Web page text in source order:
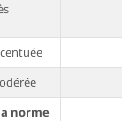
norme